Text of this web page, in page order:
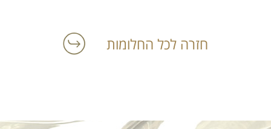
חזרה לכל החלומות